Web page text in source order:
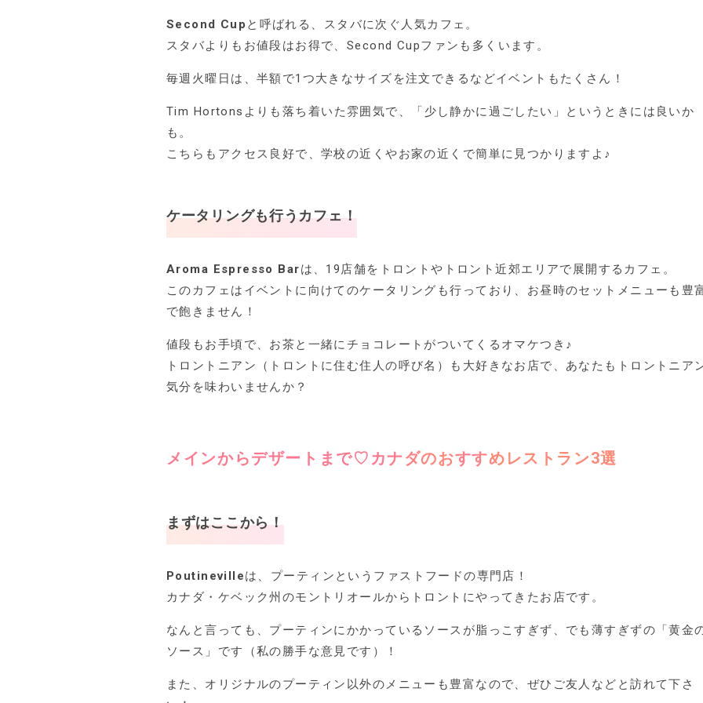
Second Cup と呼ばれる、スタバに次ぐ人気カフェ。
スタバよりもお値段はお得で、Second Cupファンも多くいます。
毎週火曜日は、半額で1つ大きなサイズを注文できるなどイベントもたくさん！
Tim Hortonsよりも落ち着いた雰囲気で、「少し静かに過ごしたい」というときには良いか
も。
こちらもアクセス良好で、学校の近くやお家の近くで簡単に見つかりますよ♪
ケータリングも行うカフェ！
Aroma Espresso Barは、19店舗をトロントやトロント近郊エリアで展開するカフェ。
このカフェはイベントに向けてのケータリングも行っており、お昼時のセットメニューも豊
で飽きません！
値段もお手頃で、お茶と一緒にチョコレートがついてくるオマケつき♪
トロントニアン（トロントに住む住人の呼び名）も大好きなお店で、あなたもトロントニア
気分を味わいませんか？
メインからデザートまで♡カナダのおすすめレストラン3選
まずはここから！
Poutinevilleは、プーティンというファストフードの専門店！
カナダ・ケベック州のモントリオールからトロントにやってきたお店です。
なんと言っても、プーティンにかかっているソースが脂っこすぎず、でも薄すぎずの「黄金
ソース」です（私の勝手な意見です）！
また、オリジナルのプーティン以外のメニューも豊富なので、ぜひご友人などと訪れて下さ